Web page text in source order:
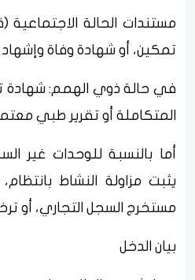
مستندات الحالة الاجتماعية
تمكين، أو شهادة وفاة وإشهاد
في حالة ذوي الهمم: شهادة
المتكاملة أو تقرير طبي
أما بالنسبة للوحدات غير
يثبت مزاولة النشاط
مستخرج السجل التجاري، أو
بيان الدخل